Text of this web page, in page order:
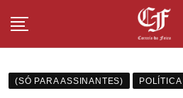
(SÓ PARA ASSINANTES) POLÍTICA